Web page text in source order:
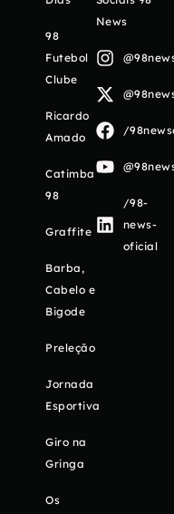
98
Futebol
Clube
Ricardo
Amado
Catimba
98
Graffite
Barba,
Cabelo e
Bigode
Preleção
Jornada
Esportiva
Giro na
Gringa
Os
News
/
/98-
news-
oficial